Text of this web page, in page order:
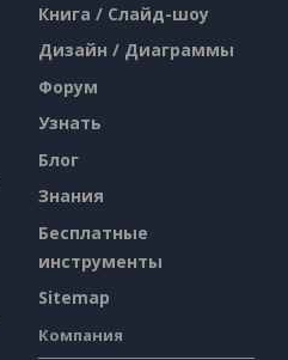
Книга / Слайд-шоу
Дизайн / Диаграммы
Форум
Узнать
Блог
Знания
Бесплатные
инструменты
Sitemap
Компания